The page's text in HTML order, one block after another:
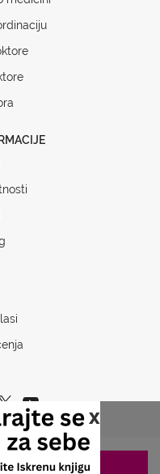
x
687-460